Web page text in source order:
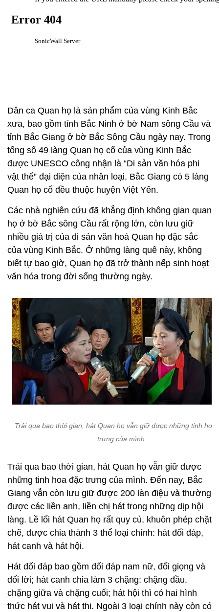
Dân ca Quan họ là sản phẩm của vùng Kinh Bắc
xưa, bao gồm tỉnh Bắc Ninh ở bờ Nam sông Cầu và
tỉnh Bắc Giang ở bờ Bắc Sông Cầu ngày nay. Trong
tổng số 49 làng Quan họ cổ của vùng Kinh Bắc
được UNESCO công nhận là “Di sản văn hóa phi
vật thể” đại diện của nhân loại, Bắc Giang có 5 làng
Quan họ cổ đều thuộc huyện Việt Yên.
Các nhà nghiên cứu đã khẳng định không gian quan
họ ở bờ Bắc sông Cầu rất rộng lớn, còn lưu giữ
nhiều giá trị của di sản văn hoá Quan họ đặc sắc
của vùng Kinh Bắc. Ở những làng quê này, không
biết tự bao giờ, Quan họ đã trở thành nếp sinh hoạt
văn hóa trong đời sống thường ngày.
Trải qua bao thời gian, hát Quan họ vẫn giữ được những tinh hoa
trưng của mình.
Trải qua bao thời gian, hát Quan họ vẫn giữ được
những tinh hoa đặc trưng của mình. Đến nay, Bắc
Giang vẫn còn lưu giữ được 200 làn điệu và thường
được các liền anh, liền chị hát trong những dịp hội
làng. Lề lối hát Quan họ rất quy củ, khuôn phép chặt
chẽ, được chia thành 3 thể loại chính: hát đối đáp,
hát canh và hát hội.
Hát đối đáp bao gồm đối đáp nam nữ, đối giọng và
đối lời; hát canh chia làm 3 chặng: chặng đầu,
chặng giữa và chặng cuối; hát hội thì có hai hình
thức hát vui và hát thi. Ngoài 3 loại chính này còn có